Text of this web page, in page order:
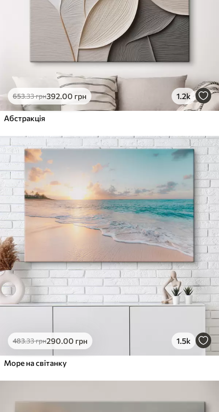
653.33грн392.00 грн 1.2k
Абстракція
483.33грн290.00 грн 1.5k
Море на світанку